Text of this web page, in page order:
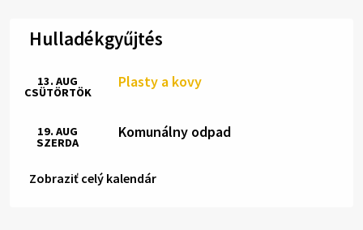
Hulladékgyűjtés
Plasty a kovy
13. AUG
CSÜTÖRTÖK
Komunálny odpad
19. AUG
SZERDA
Zobraziť celý kalendár